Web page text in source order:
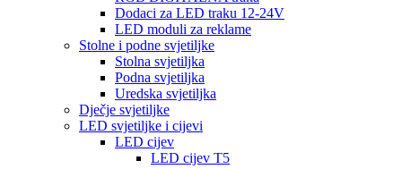
Dodaci za LED traku 12-24V
LED moduli za reklame
Stolne i podne svjetiljke
Stolna svjetiljka
Podna svjetiljka
Uredska svjetiljka
Dječje svjetiljke
LED svjetiljke i cijevi
LED cijev
LED cijev T5